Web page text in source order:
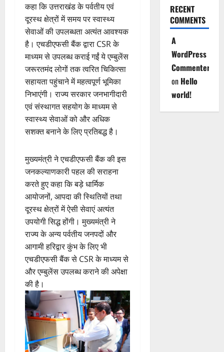
कहा कि उत्तराखंड के पर्वतीय एवं
दूरस्थ क्षेत्रों में समय पर स्वास्थ्य
सेवाओं की उपलब्धता अत्यंत आवश्यक
है। एचडीएफसी बैंक द्वारा CSR के
माध्यम से उपलब्ध कराई गईं ये एम्बुलेंस
जरूरतमंद लोगों तक त्वरित चिकित्सा
सहायता पहुंचाने में महत्वपूर्ण भूमिका
निभाएंगी। राज्य सरकार जनभागीदारी
एवं संस्थागत सहयोग के माध्यम से
स्वास्थ्य सेवाओं को और अधिक
सशक्त बनाने के लिए प्रतिबद्ध है।
मुख्यमंत्री ने एचडीएफसी बैंक की इस
जनकल्याणकारी पहल की सराहना
करते हुए कहा कि बड़े धार्मिक
आयोजनों, आपदा की स्थितियों तथा
दूरस्थ क्षेत्रों में ऐसी सेवाएं अत्यंत
उपयोगी सिद्ध होंगी। मुख्यमंत्री ने
राज्य के अन्य पर्वतीय जनपदों और
आगामी हरिद्वार कुंभ के लिए भी
एचडीएफसी बैंक से CSR के माध्यम से
और एम्बुलेंस उपलब्ध कराने की अपेक्षा
की है।
RECENT
COMMENTS
A
WordPress
Commenter
on Hello
world!